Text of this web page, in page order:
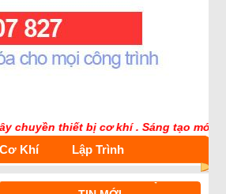
bị cơ khí . Sáng tạo mới Toàn
Cơ Khí Lập Trình